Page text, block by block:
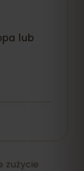
lub
zużycie